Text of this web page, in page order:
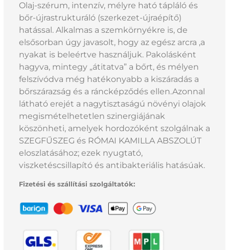
Olaj-szérum, intenzív, mélyre ható tápláló és
bőr-újrastrukturáló (szerkezet-újraépítő)
hatással. Alkalmas a szemkörnyékre is, de
elsősorban úgy javasolt, hogy az egész arcra ,a
nyakat is beleértve használjuk. Pakolásként
hagyva, mintegy „átitatva” a bőrt, és mélyen
felszívódva még hatékonyabb a kiszáradás a
bőrszárazság és a ráncképződés ellen.Azonnal
látható erejét a nagytisztaságú növényi olajok
megismételhetetlen szinergiájának
köszönheti, amelyek hordozóként szolgálnak a
SZEGFŰSZEG és RÓMAI KAMILLA ABSZOLÚT
eloszlatásához; ezek nyugtató,
viszketéscsillapító és antibakteriális hatásúak.
Fizetési és szállítási szolgáltatók: